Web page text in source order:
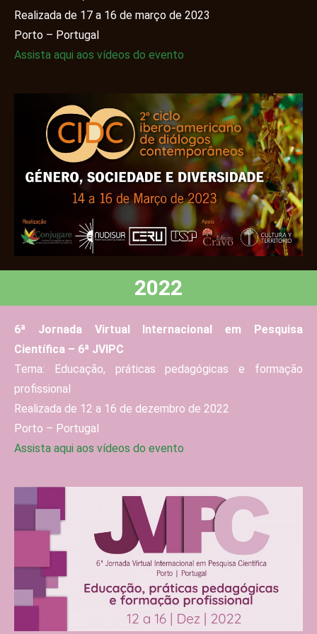
Realizada de 17 a 16 de março de 2023
Porto – Portugal
Assista aqui aos vídeos do evento
2022
6ª Jornada Virtual Internacional em Pesquisa
Científica – 6ª JVIPC
Tema: Educação, práticas pedagógicas e formação
profissional
Realizada de 12 a 16 de dezembro de 2022
Porto – Portugal
Assista aqui aos vídeos do evento